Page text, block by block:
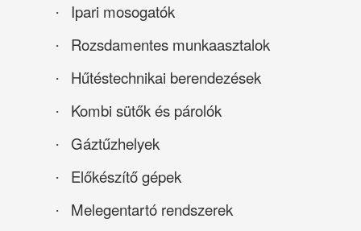
· Ipari mosogatók
· Rozsdamentes munkaasztalok
· Hűtéstechnikai berendezések
· Kombi sütők és párolók
· Gáztűzhelyek
· Előkészítő gépek
· Melegentartó rendszerek